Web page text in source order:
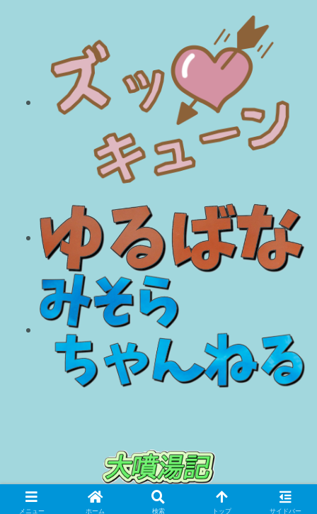
© 2018 大噴湯記.
メニュー ホーム 検索 トップ サイドバー